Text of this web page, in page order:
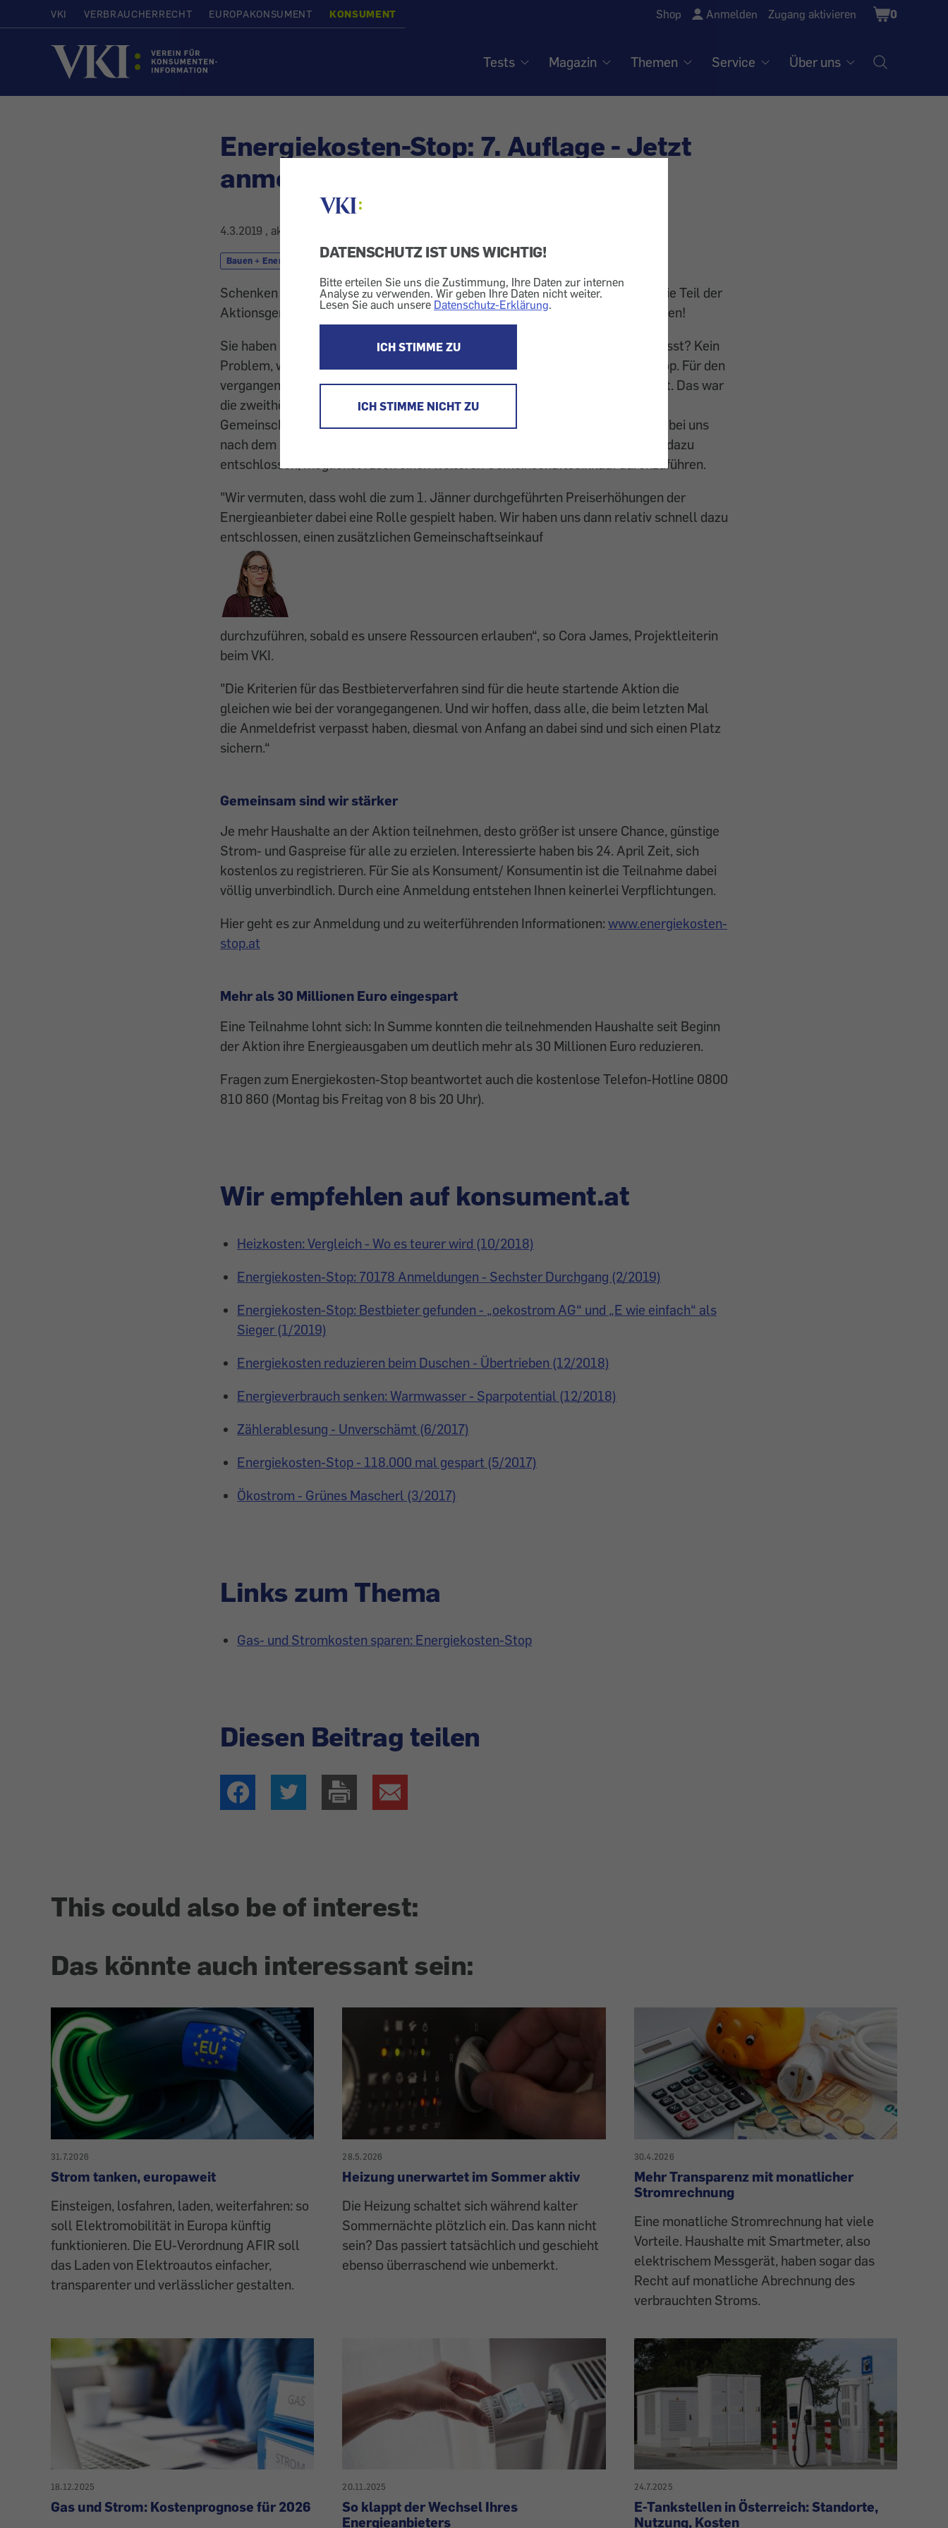
DATENSCHUTZ IST UNS WICHTIG!
Bitte erteilen Sie uns die Zustimmung, Ihre Daten zur internen
Analyse zu verwenden. Wir geben Ihre Daten nicht weiter.
Lesen Sie auch unsere Datenschutz-Erklärung.
ICH STIMME ZU
ICH STIMME NICHT ZU
VKI VERBRAUCHERRECHT EUROPAKONSUMENT KONSUMENT Shop Anmelden Zugang aktivieren
Shopping
Cart
0
Startseite
Tests Magazin Themen Service Über uns
Energiekosten-Stop: 7. Auflage - Jetzt
anmelden!
4.3.2019 , aktualisiert am
Bauen + Energie Strom Gas
Schenken Sie nicht Ihr Geld Ihrem Energieanbieter! Machen Sie mit, werden Sie Teil der
Aktionsgemeinschaft und profitieren Sie von günstigeren Strom- und Gaspreisen!
Sie haben die letzte Energiekosten-Stop-Aktion vom Winter 2018/2019 verpasst? Kein
Problem, wir starten in die nächste Runde. Es ist der siebte Energiekosten-Stop. Für den
vergangenen 6. Energiekosten-Stop hatten sich 70.178 Haushalte angemeldet. Das war
die zweithöchste Teilnehmeranzahl seit Bestehen des organisierten
Gemeinschaftseinkaufs von Strom und Gas. Aufgrund der vielen Anfragen, die bei uns
nach dem Anmeldschluss der letzten Aktion eingegangen sind, haben wir uns dazu
entschlossen, möglichst rasch einen weiteren Gemeinschaftseinkauf durchzuführen.
"Wir vermuten, dass wohl die zum 1. Jänner durchgeführten Preiserhöhungen der
Energieanbieter dabei eine Rolle gespielt haben. Wir haben uns dann relativ schnell dazu
entschlossen, einen zusätzlichen Gemeinschaftseinkauf
durchzuführen, sobald es unsere Ressourcen erlauben“, so Cora James, Projektleiterin
beim VKI.
"Die Kriterien für das Bestbieterverfahren sind für die heute startende Aktion die
gleichen wie bei der vorangegangenen. Und wir hoffen, dass alle, die beim letzten Mal
die Anmeldefrist verpasst haben, diesmal von Anfang an dabei sind und sich einen Platz
sichern.“
Gemeinsam sind wir stärker
Je mehr Haushalte an der Aktion teilnehmen, desto größer ist unsere Chance, günstige
Strom- und Gaspreise für alle zu erzielen. Interessierte haben bis 24. April Zeit, sich
kostenlos zu registrieren. Für Sie als Konsument/ Konsumentin ist die Teilnahme dabei
völlig unverbindlich. Durch eine Anmeldung entstehen Ihnen keinerlei Verpflichtungen.
Hier geht es zur Anmeldung und zu weiterführenden Informationen: www.energiekosten-
stop.at
Mehr als 30 Millionen Euro eingespart
Eine Teilnahme lohnt sich: In Summe konnten die teilnehmenden Haushalte seit Beginn
der Aktion ihre Energieausgaben um deutlich mehr als 30 Millionen Euro reduzieren.
Fragen zum Energiekosten-Stop beantwortet auch die kostenlose Telefon-Hotline 0800
810 860 (Montag bis Freitag von 8 bis 20 Uhr).
Wir empfehlen auf konsument.at
Heizkosten: Vergleich - Wo es teurer wird (10/2018)
Energiekosten-Stop: 70178 Anmeldungen - Sechster Durchgang (2/2019)
Energiekosten-Stop: Bestbieter gefunden - „oekostrom AG“ und „E wie einfach“ als
Sieger (1/2019)
Energiekosten reduzieren beim Duschen - Übertrieben (12/2018)
Energieverbrauch senken: Warmwasser - Sparpotential (12/2018)
Zählerablesung - Unverschämt (6/2017)
Energiekosten-Stop - 118.000 mal gespart (5/2017)
Ökostrom - Grünes Mascherl (3/2017)
Links zum Thema
Gas- und Stromkosten sparen: Energiekosten-Stop
Diesen Beitrag teilen
This could also be of interest:
Das könnte auch interessant sein:
31.7.2026
Strom tanken, europaweit
Einsteigen, losfahren, laden, weiterfahren: so
soll Elektromobilität in Europa künftig
funktionieren. Die EU-Verordnung AFIR soll
das Laden von Elektroautos einfacher,
transparenter und verlässlicher gestalten.
28.5.2026
Heizung unerwartet im Sommer aktiv
Die Heizung schaltet sich während kalter
Sommernächte plötzlich ein. Das kann nicht
sein? Das passiert tatsächlich und geschieht
ebenso überraschend wie unbemerkt.
30.4.2026
Mehr Transparenz mit monatlicher
Stromrechnung
Eine monatliche Stromrechnung hat viele
Vorteile. Haushalte mit Smartmeter, also
elektrischem Messgerät, haben sogar das
Recht auf monatliche Abrechnung des
verbrauchten Stroms.
18.12.2025
Gas und Strom: Kostenprognose für 2026
20.11.2025
So klappt der Wechsel Ihres
Energieanbieters
24.7.2025
E-Tankstellen in Österreich: Standorte,
Nutzung, Kosten